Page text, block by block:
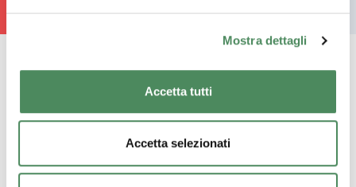
Mostra dettagli
Accetta tutti
Accetta selezionati
Resta connesso